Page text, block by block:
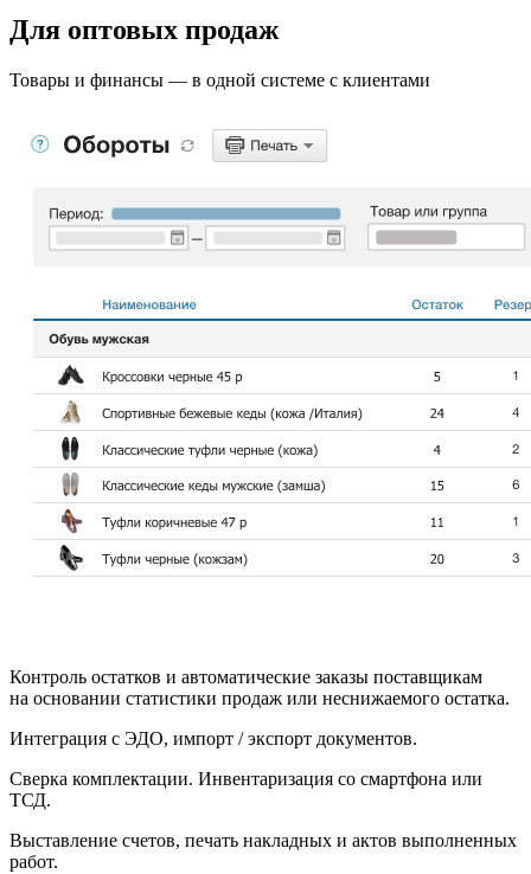
Для оптовых продаж
Товары и финансы — в одной системе с клиентами
Контроль остатков и автоматические заказы поставщикам
на основании статистики продаж или неснижаемого остатка.
Интеграция с ЭДО, импорт / экспорт документов.
Сверка комплектации. Инвентаризация со смартфона или
ТСД.
Выставление счетов, печать накладных и актов выполненных
работ.